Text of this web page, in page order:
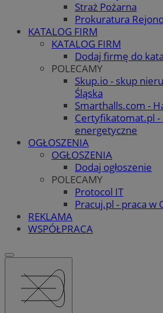
Straż Pożarna
Prokuratura
KATALOG FIRM
KATALOG FIRM
Dodaj firmę do
POLECAMY
Skup.io - skup
Śląska
Smarthalls.com -
Certyfikatomat.pl -
energetyczne
OGŁOSZENIA
OGŁOSZENIA
Dodaj ogłoszenie
POLECAMY
Protocol IT
Pracuj.pl - praca w
REKLAMA
WSPÓŁPRACA